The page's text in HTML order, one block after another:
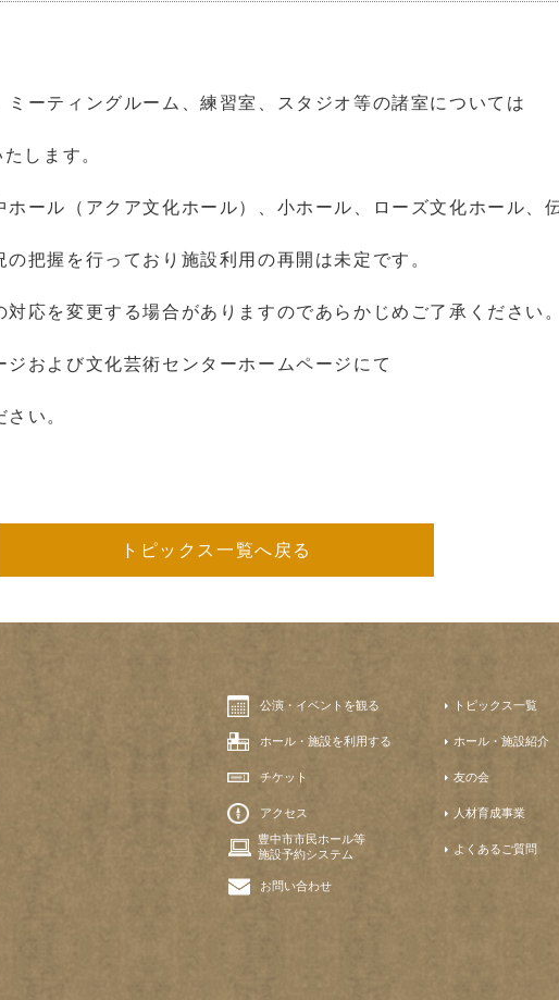
ーティングルーム、練習室、スタジオ等の諸室については
します。
ール（アクア文化ホール）、小ホール、ローズ文化ホール、
把握を行っており施設利用の再開は未定です。
応を変更する場合がありますのであらかじめご了承ください。
および文化芸術センターホームページにて
い。
トピックス一覧へ戻る
公演・イベントを観る
ホール・施設を利用する
チケット
アクセス
豊中市市民ホール等
施設予約システム
お問い合わせ
トピックス一覧
ホール・施設紹介
友の会
人材育成事業
よくあるご質問